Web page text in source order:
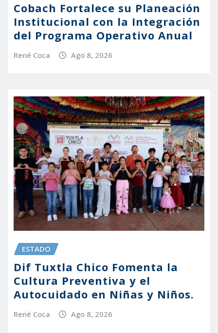
Cobach Fortalece su Planeación
Institucional con la Integración
del Programa Operativo Anual
René Coca Ago 8, 2026
ESTADO
Dif Tuxtla Chico Fomenta la
Cultura Preventiva y el
Autocuidado en Niñas y Niños.
René Coca Ago 8, 2026